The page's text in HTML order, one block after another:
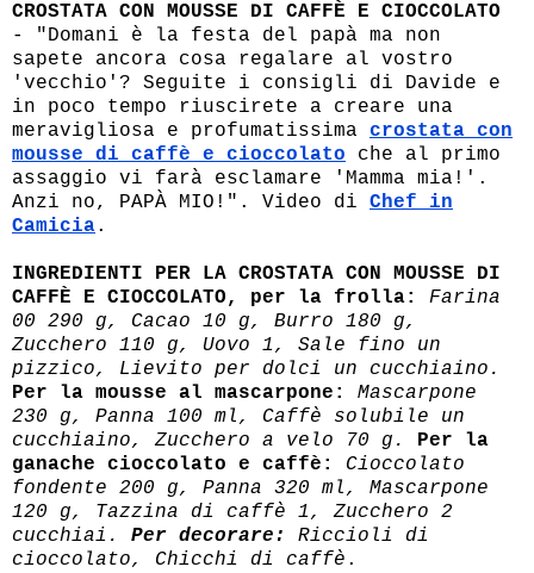
CROSTATA CON MOUSSE DI CAFFÈ E CIOCCOLATO
- "Domani è la festa del papà ma non
sapete ancora cosa regalare al vostro
'vecchio'? Seguite i consigli di Davide e
in poco tempo riuscirete a creare una
meravigliosa e profumatissima crostata con
mousse di caffè e cioccolato che al primo
assaggio vi farà esclamare 'Mamma mia!'.
Anzi no, PAPÀ MIO!". Video di Chef in
Camicia.
INGREDIENTI PER LA CROSTATA CON MOUSSE DI
CAFFÈ E CIOCCOLATO, per la frolla:
Farina
00 290 g, Cacao 10 g, Burro 180 g,
Zucchero 110 g, Uovo 1, Sale fino un
pizzico, Lievito per dolci un cucchiaino.
Per la mousse al mascarpone:
Mascarpone
230 g, Panna 100 ml, Caffè solubile un
cucchiaino, Zucchero a velo 70 g. Per la
ganache cioccolato e caffè:
Cioccolato
fondente 200 g, Panna 320 ml, Mascarpone
120 g, Tazzina di caffè 1, Zucchero 2
cucchiai. Per decorare:
Riccioli di
cioccolato, Chicchi di caffè .